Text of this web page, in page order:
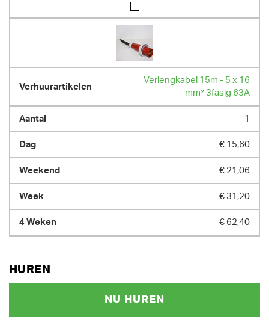
Verlengkabel 15m - 5 x 16
mm² 3fasig 63A
1
€ 15,60
€ 21,06
€ 31,20
€ 62,40
HUREN
NU HUREN